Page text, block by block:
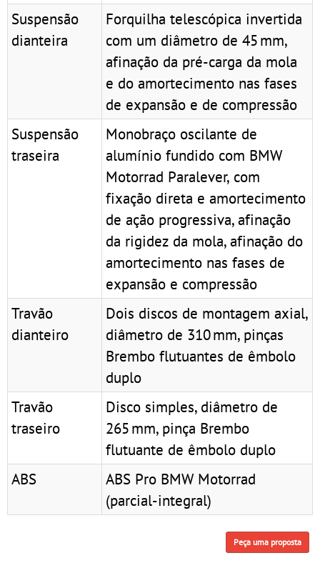
Suspensão
dianteira
Forquilha telescópica invertida
com um diâmetro de 45 mm,
afinação da pré-carga da mola
e do amortecimento nas fases
de expansão e de compressão
Suspensão
traseira
Monobraço oscilante de
alumínio fundido com BMW
Motorrad Paralever, com
fixação direta e amortecimento
de ação progressiva, afinação
da rigidez da mola, afinação do
amortecimento nas fases de
expansão e compressão
Travão
dianteiro
Dois discos de montagem axial,
diâmetro de 310 mm, pinças
Brembo flutuantes de êmbolo
duplo
Travão
traseiro
Disco simples, diâmetro de
265 mm, pinça Brembo
flutuante de êmbolo duplo
ABS
ABS Pro BMW Motorrad
(parcial-integral)
Peça uma proposta